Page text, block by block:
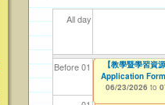
All day
Before 01
【資網處】
整合系統～表單
03/27/2013 to
【財務處】工讀
11/12/2021to
07/31/2027
【財務處】漏打
錄
11/15/2021 to
114
04/
【學
07/
商品
11/
教務
11/
[人智系/電機系]
02/24/2026to
【教學暨學習資
06/23/2026to
【教學暨學習
Application
06/23/2026 to